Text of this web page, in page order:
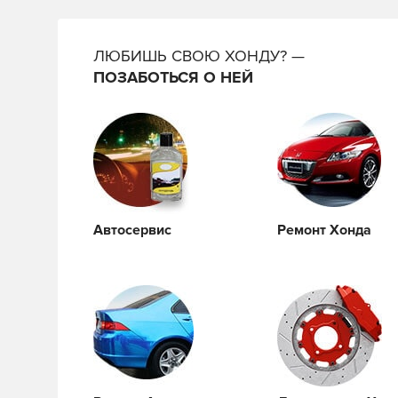
ЛЮБИШЬ СВОЮ ХОНДУ? —
ПОЗАБОТЬСЯ О НЕЙ
Автосервис Ремонт Хонда